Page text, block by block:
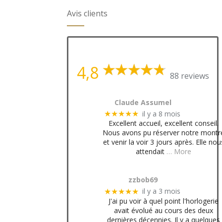
Avis clients
4,8 88 reviews
Claude Assumel
★★★★★ il y a 8 mois
Excellent accueil, excellent conseil.
Nous avons pu réserver notre
et venir la voir 3 jours après. Elle
attendait … More
zzbob69
★★★★★ il y a 3 mois
J'ai pu voir à quel point l'horlogerie
avait évolué au cours des deux
dernières décennies. Il y a quelques